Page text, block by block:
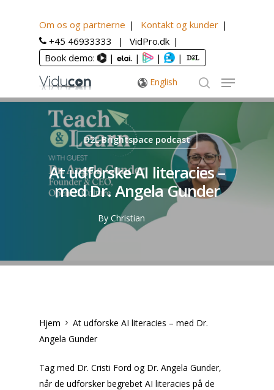
Om os og partnerne
Kontakt og kunder
+45 46933333
VidPro.dk
Book demo:
| | | |
English
D2L Brightspace podcast
At udforske AI literacies –
med Dr. Angela Gunder
By Christian
Hjem
At udforske AI literacies – med Dr.
Angela Gunder
Tag med Dr. Cristi Ford og Dr. Angela Gunder,
når de udforsker begrebet AI literacies på de